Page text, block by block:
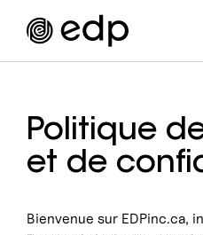
Éclairage
Accueil
Électrique
Accueil
Politique
et de
Bienvenue sur EDPinc.ca,